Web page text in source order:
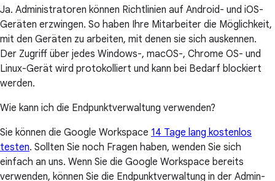
Ja. Administratoren können Richtlinien auf Android- und iOS-
Geräten erzwingen. So haben Ihre Mitarbeiter die Möglichkeit,
mit den Geräten zu arbeiten, mit denen sie sich auskennen.
Der Zugriff über jedes Windows-, macOS-, Chrome OS- und
Linux-Gerät wird protokolliert und kann bei Bedarf blockiert
werden.
Wie kann ich die Endpunktverwaltung verwenden?
Sie können die Google Workspace 14 Tage lang kostenlos
testen. Sollten Sie noch Fragen haben, wenden Sie sich
einfach an uns. Wenn Sie die Google Workspace bereits
verwenden, können Sie die Endpunktverwaltung in der Admin-